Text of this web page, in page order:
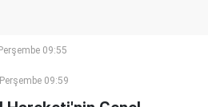
09:55
09:59